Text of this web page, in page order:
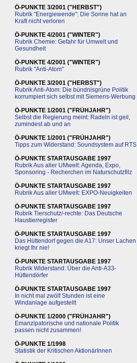
Ö-PUNKTE 3/2001 ("HERBST")
Rubrik "Energiewende": Die Sonne hat an
Kraft nicht verloren
Ö-PUNKTE 4/2001 ("WINTER")
Rubrik Chemie: Gefahr für Umwelt und
Gesundheit
Ö-PUNKTE 4/2001 ("WINTER")
Rubrik "Anti-Atom"
Ö-PUNKTE 3/2001 ("HERBST")
Rubrik Anti-Atom: Die bündnisgrüne Politik
korrumpiert sich selbst mit Siemens-Werbung
Ö-PUNKTE 1/2001 ("FRÜHJAHR")
Selbst die Regierung meint: Radeln ist geil,
zumindest ab und an
Ö-PUNKTE 1/2001 ("FRÜHJAHR")
Tipps zum Widerstand: Soundsystem auf RTS
Ö-PUNKTE STARTAUSGABE 1997
Rubrik Aus aller UMwelt: Agenda, Expo,
Sponsoring - Recherchen im Naturschutzfilz
Ö-PUNKTE STARTAUSGABE 1997
Rubrik Aus aller UMwelt: EXPO-Neuigkeiten
Ö-PUNKTE STARTAUSGABE 1997
Rubrik Tierschutz/-rechte: Das Deutsche
Haustierregister
Ö-PUNKTE STARTAUSGABE 1997
Das Hüttendorf gegen die A17: Unser Lachen
kriegt Ihr nie!
Ö-PUNKTE STARTAUSGABE 1997
Rubrik Widerstand: Über die Anti-A33-
Hüttendörfer
Ö-PUNKTE STARTAUSGABE 1997
In nicht mal zwölf Stunden ist eine
Windanlage aufgestellt
Ö-PUNKTE 1/2000 ("FRÜHJAHR")
Emanzipatorische und nationale Politik
passen nicht zusammen!
Ö-PUNKTE 1/1998
Statistik der Kritischen AktionärInnen